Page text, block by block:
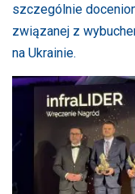
szczególnie
związanej z
na Ukrainie.